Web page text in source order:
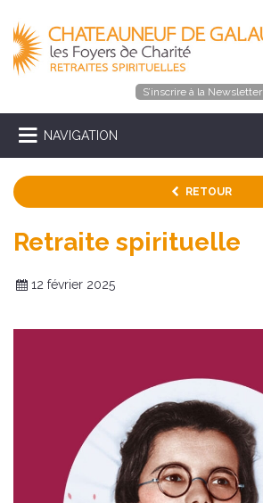
S’inscrire à la Newsletter
NAVIGATION
RETOUR
Retraite spirituelle
12 février 2025